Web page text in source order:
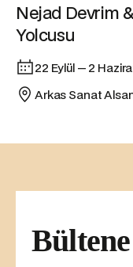
Nejad Devrim
Yolcusu
22 Eylül — 2
Arkas Sanat